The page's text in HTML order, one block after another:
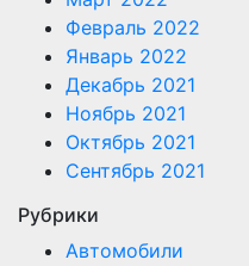
Февраль 2022
Январь 2022
Декабрь 2021
Ноябрь 2021
Октябрь 2021
Сентябрь 2021
Рубрики
Автомобили